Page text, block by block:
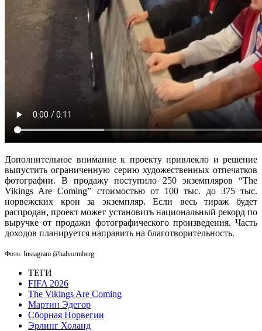
Дополнительное внимание к проекту привлекло и решение
выпустить ограниченную серию художественных отпечатков
фотографии. В продажу поступило 250 экземпляров “The
Vikings Are Coming” стоимостью от 100 тыс. до 375 тыс.
норвежских крон за экземпляр. Если весь тираж будет
распродан, проект может установить национальный рекорд по
выручке от продажи фотографического произведения. Часть
доходов планируется направить на благотворительность.
Фото: Instagram @halvormberg
ТЕГИ
FIFA 2026
The Vikings Are Coming
Мартин Эдегор
Сборная Норвегии
Эрлинг Холанд